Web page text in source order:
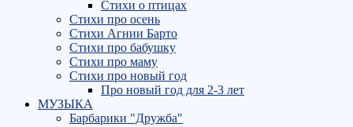
Стихи о птицах
Стихи про осень
Стихи Агнии Барто
Стихи про бабушку
Стихи про маму
Стихи про новый год
Про новый год для 2-3 лет
МУЗЫКА
Барбарики "Дружба"